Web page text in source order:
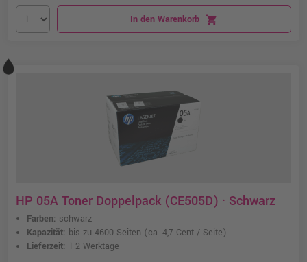
In den Warenkorb shopping_cart
HP 05A Toner Doppelpack (CE505D) · Schwarz
Farben: schwarz
Kapazität: bis zu 4600 Seiten (ca. 4,7 Cent / Seite)
Lieferzeit: 1-2 Werktage